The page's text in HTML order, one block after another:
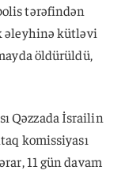
tərəfindən
əleyhinə kütləvi
öldürüldü,
Qəzzada İsrailin
komissiyası
11 gün davam